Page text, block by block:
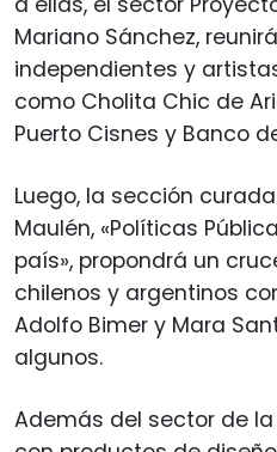
Mariano Sánchez,
independientes y
como Cholita Chic de
Puerto Cisnes y Banco
Luego, la sección
Maulén, «Políticas
país», propondrá un
chilenos y argentinos
Adolfo Bimer y Mara
algunos.
Además del sector de la